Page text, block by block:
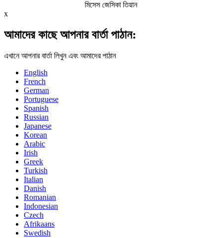
মিসেস জেসিকা তিয়ান
x
আমাদের কাছে আপনার বার্তা পাঠান:
এখানে আপনার বার্তা লিখুন এবং আমাদের পাঠান
English
French
German
Portuguese
Spanish
Russian
Japanese
Korean
Arabic
Irish
Greek
Turkish
Italian
Danish
Romanian
Indonesian
Czech
Afrikaans
Swedish